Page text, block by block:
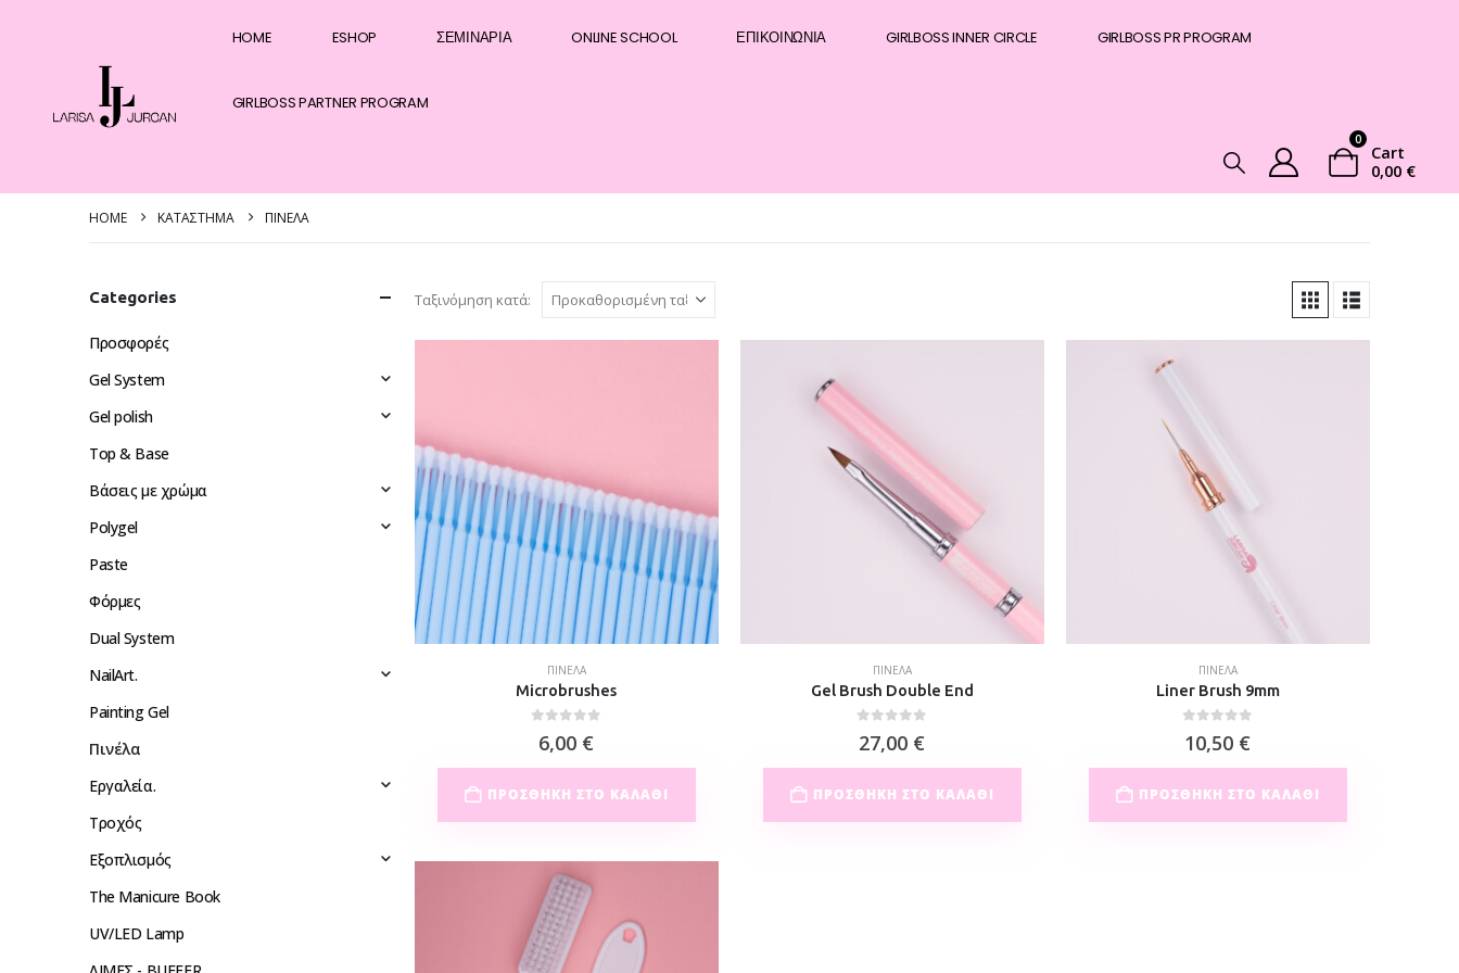
HOME ESHOP ΣΕΜΙΝΆΡΙΑ ONLINE SCHOOL ΕΠΙΚΟΙΝΩΝΊΑ GIRLBOSS INNER CIRCLE GIRLBOSS PR PROGRAM
GIRLBOSS PARTNER PROGRAM
0
Cart
0,00 €
HOME ΚΑΤΆΣΤΗΜΑ ΠΙΝΈΛΑ
Ταξινόμηση κατά:
ΠΙΝΈΛΑ
Microbrushes
6,00 €
ΠΡΟΣΘΉΚΗ ΣΤΟ ΚΑΛΆΘΙ
ΠΙΝΈΛΑ
Gel Brush Double End
27,00 €
ΠΡΟΣΘΉΚΗ ΣΤΟ ΚΑΛΆΘΙ
ΠΙΝΈΛΑ
Liner Brush 9mm
10,50 €
ΠΡΟΣΘΉΚΗ ΣΤΟ ΚΑΛΆΘΙ
Categories
Προσφορές
Gel System
Gel polish
Top & Base
Βάσεις με χρώμα
Polygel
Paste
Φόρμες
Dual System
NailArt.
Painting Gel
Πινέλα
Eργαλεία.
Τροχός
Εξοπλισμός
The Manicure Book
UV/LED Lamp